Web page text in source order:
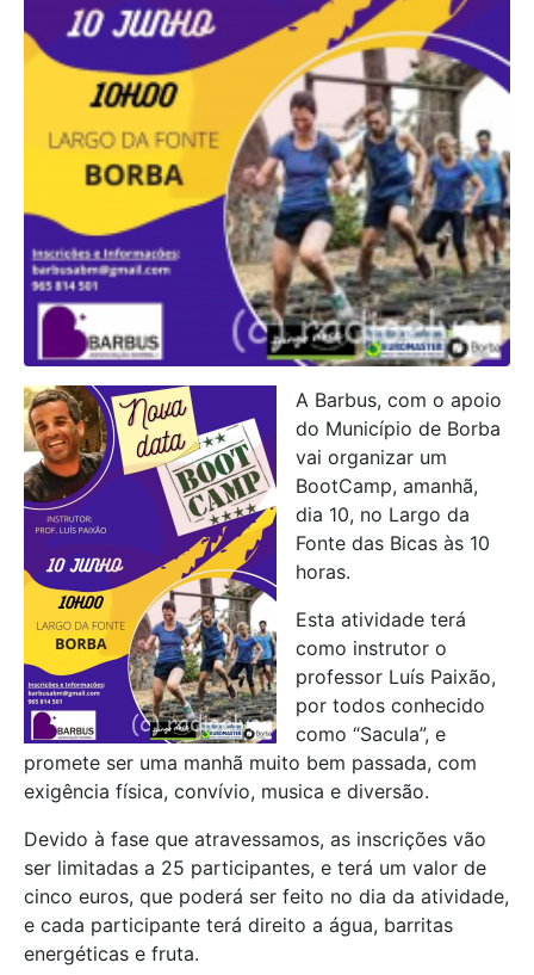
A Barbus, com o apoio
do Município de Borba
vai organizar um
BootCamp, amanhã,
dia 10, no Largo da
Fonte das Bicas às 10
horas.
Esta atividade terá
como instrutor o
professor Luís Paixão,
por todos conhecido
como “Sacula”, e
promete ser uma manhã muito bem passada, com
exigência física, convívio, musica e diversão.
Devido à fase que atravessamos, as inscrições vão
ser limitadas a 25 participantes, e terá um valor de
cinco euros, que poderá ser feito no dia da atividade,
e cada participante terá direito a água, barritas
energéticas e fruta.